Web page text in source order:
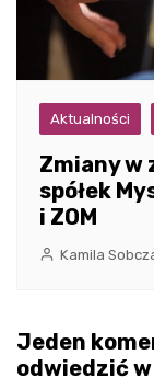
Aktualności
Zmiany w
spółek
i ZOM
Kamila
Jeden
odwiedzić w